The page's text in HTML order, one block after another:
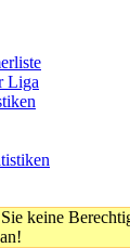
Liga
keine